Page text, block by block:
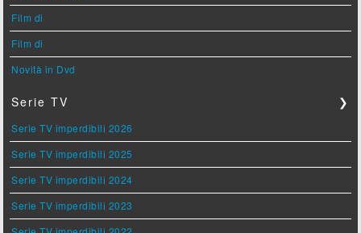
Film di
Film di
Novità in Dvd
Serie TV ❯
Serie TV imperdibili 2026
Serie TV imperdibili 2025
Serie TV imperdibili 2024
Serie TV imperdibili 2023